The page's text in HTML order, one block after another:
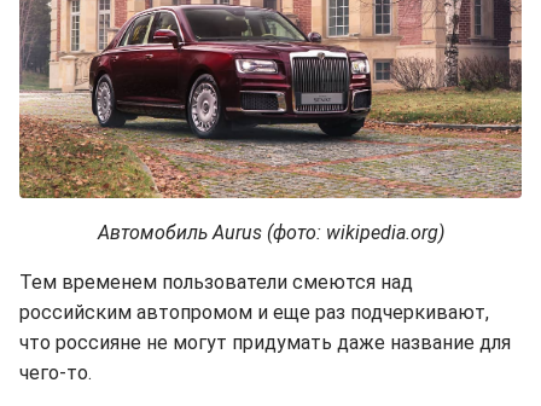
Автомобиль Aurus (фото: wikipedia.org)
Тем временем пользователи смеются над
российским автопромом и еще раз подчеркивают,
что россияне не могут придумать даже название для
чего-то.